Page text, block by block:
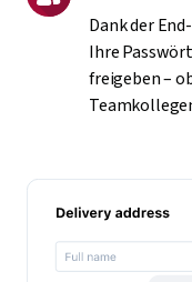
Dank der
Ihre
freigeben –